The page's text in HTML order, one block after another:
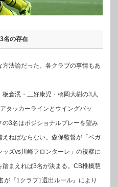
名の存在
法論だった。各クラブの事情もあ
倉滉・三好康児・橋岡大樹の3人
タッカーラインとウイングバッ
3名はポジショナルプレーを望み
ねばならない。森保監督が「ベガ
ズvs川崎フロンターレ」の視察に
まえれば3名が決まる。CB椎橋慧
が『1クラブ1選出ルール』により